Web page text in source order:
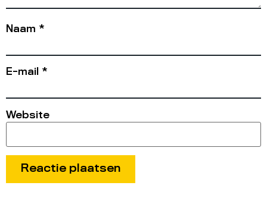
Naam *
E-mail *
Website